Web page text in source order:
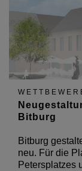
Bitburg
Bitburg
neu. Für die
Petersplatzes